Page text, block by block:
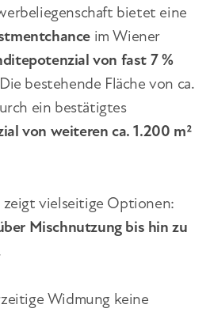
bietet eine
im Wiener
von fast 7 %
bestehende Fläche von ca.
ein bestätigtes
von weiteren ca. 1.200 m²
vielseitige Optionen:
Mischnutzung bis hin zu
Widmung keine